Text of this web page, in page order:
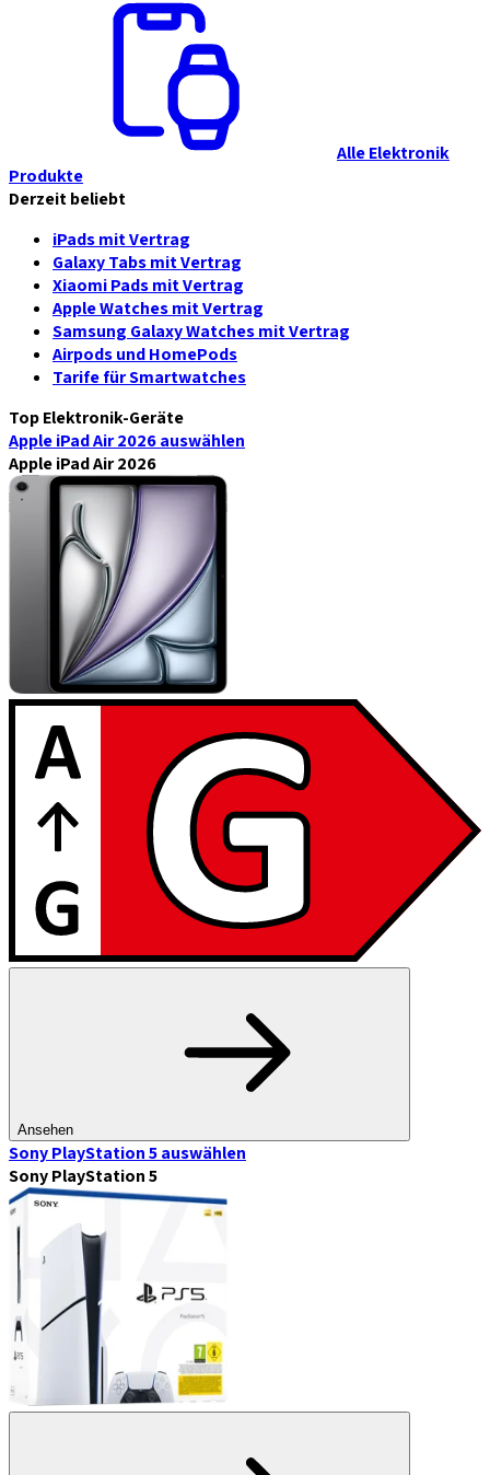
Alle Elektronik
Produkte
Derzeit beliebt
iPads mit Vertrag
Galaxy Tabs mit Vertrag
Xiaomi Pads mit Vertrag
Apple Watches mit Vertrag
Samsung Galaxy Watches mit Vertrag
Airpods und HomePods
Tarife für Smartwatches
Top Elektronik-Geräte
Apple iPad Air 2026auswählen
Apple iPad Air 2026
Ansehen
Sony PlayStation 5auswählen
Sony PlayStation 5